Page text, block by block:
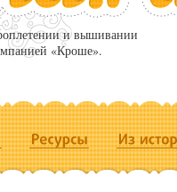
и вышивании
«Кроше».